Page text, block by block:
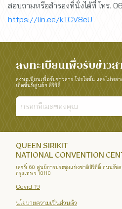
สอบถามหรือสำรองที่นั่งได้ที่ โทร.
https://lin.ee/kTCV8eU
ลงทะเบียนเพื่อรับข่าว
ลงทะเบียนเพื่อรับข่าวสาร โปรโมชั่น และไม่พล
เกิดขึ้นที่ศูนย์ฯ สิริกิติ์
QUEEN SIRIKIT
NATIONAL CONVENTION
เลขที่ 60 ศูนย์การประชุมแห่งชาติสิริกิติ์ ถนนรัช
กรุงเทพฯ 10110
Covid-19
นโยบายความเป็นส่วนตัว